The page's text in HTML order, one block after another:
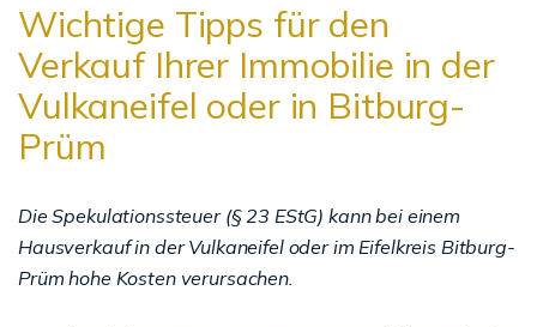
Wichtige Tipps für den
Verkauf Ihrer Immobilie in der
Vulkaneifel oder in Bitburg-
Prüm
Die Spekulationssteuer (§ 23 EStG) kann bei einem
Hausverkauf in der Vulkaneifel oder im Eifelkreis Bitburg-
Prüm hohe Kosten verursachen.